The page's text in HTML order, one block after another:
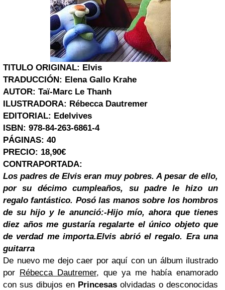
TITULO ORIGINAL: Elvis
TRADUCCIÓN: Elena Gallo Krahe
AUTOR: Taï-Marc Le Thanh
ILUSTRADORA: Rébecca Dautremer
EDITORIAL: Edelvives
ISBN: 978-84-263-6861-4
PÁGINAS: 40
PRECIO: 18,90€
CONTRAPORTADA:
Los padres de Elvis eran muy pobres. A pesar de ello,
por su décimo cumpleaños, su padre le hizo un
regalo fantástico. Posó las manos sobre los hombros
de su hijo y le anunció:-Hijo mío, ahora que tienes
diez años me gustaría regalarte el único objeto que
de verdad me importa.Elvis abrió el regalo. Era una
guitarra
De nuevo me dejo caer por aquí con un álbum ilustrado
por Rébecca Dautremer, que ya me había enamorado
con sus dibujos en Princesas olvidadas o desconocidas